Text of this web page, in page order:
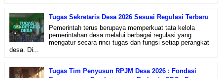
Tugas Sekretaris Desa 2026 Sesuai Regulasi Terbaru
Pemerintah terus berupaya memperkuat tata kelola
pemerintahan desa melalui berbagai regulasi yang
mengatur secara rinci tugas dan fungsi setiap perangkat
desa. Di...
Tugas Tim Penyusun RPJM Desa 2026 : Fondasi